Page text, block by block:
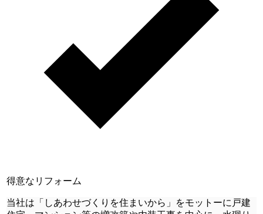
得意なリフォーム
当社は「しあわせづくりを住まいから」をモットーに戸建